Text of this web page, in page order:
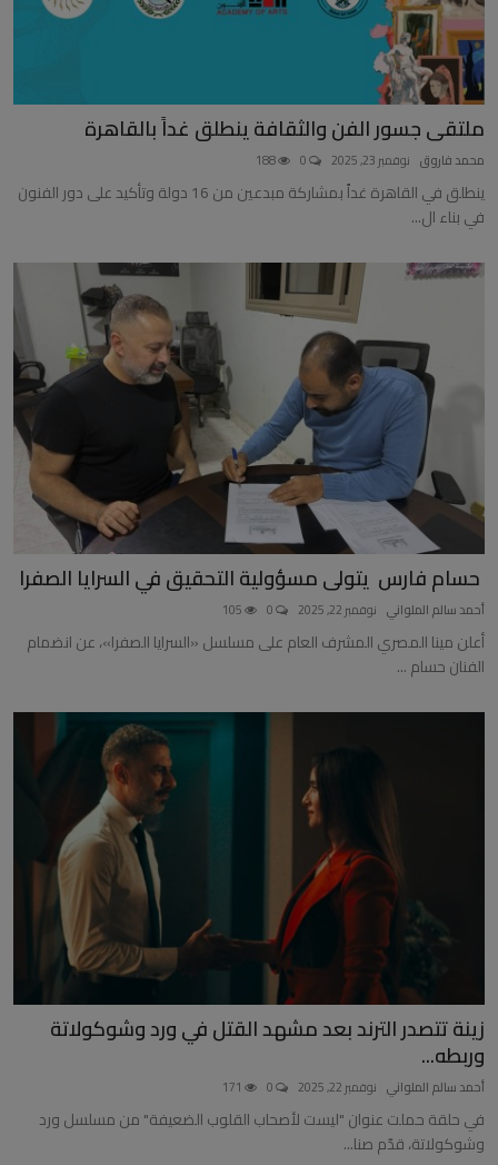
ملتقى جسور الفن والثقافة ينطلق غداً بالقاهرة
محمد فاروق نوفمبر 23, 2025
ينطلق في القاهرة غداً بمشاركة مبدعين من 16 دولة وتأكيد على دور الفنون
في بناء ال...
حسام فارس يتولى مسؤولية التحقيق في السرايا الصفرا
أحمد سالم الملواني نوفمبر 22, 2025
أعلن مينا المصري المشرف العام على مسلسل «السرايا الصفرا»، عن انضمام
الفنان حسام ...
زينة تتصدر الترند بعد مشهد القتل في ورد وشوكولاتة
وربطه...
أحمد سالم الملواني نوفمبر 22, 2025
في حلقة حملت عنوان "ليست لأصحاب القلوب الضعيفة" من مسلسل ورد
وشوكولاتة، قدّم صنا...